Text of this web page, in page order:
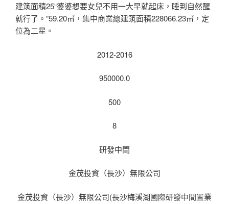
建筑面積25“婆婆想要女兒不用一大早就起床，睡到自然醒
就行了。”59.20㎡，集中商業總建筑面積228066.23㎡，定
位為二星。
2012-2016
950000.0
500
8
研發中間
金茂投資（長沙）無限公司
金茂投資（長沙）無限公司(長沙梅溪湖國際研發中間置業